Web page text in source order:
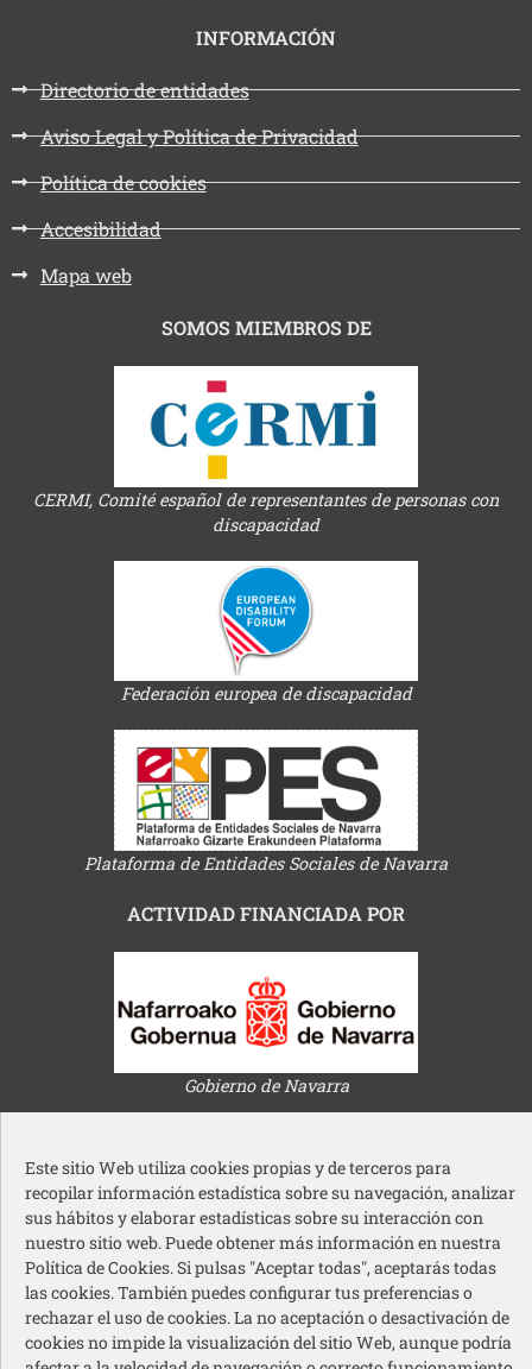
Este sitio Web utiliza cookies propias y de terceros para
recopilar información estadística sobre su navegación, analizar
sus hábitos y elaborar estadísticas sobre su interacción con
nuestro sitio web. Puede obtener más información en nuestra
Política de Cookies. Si pulsas "Aceptar todas", aceptarás todas
las cookies. También puedes configurar tus preferencias o
rechazar el uso de cookies. La no aceptación o desactivación de
cookies no impide la visualización del sitio Web, aunque podría
INFORMACIÓN
Directorio de entidades
Aviso Legal y Política de Privacidad
Política de cookies
Accesibilidad
Mapa web
SOMOS MIEMBROS DE
CERMI, Comité español de representantes de personas con
discapacidad
Federación europea de discapacidad
Plataforma de Entidades Sociales de Navarra
ACTIVIDAD FINANCIADA POR
Gobierno de Navarra
Ayuntamiento de Pamplona